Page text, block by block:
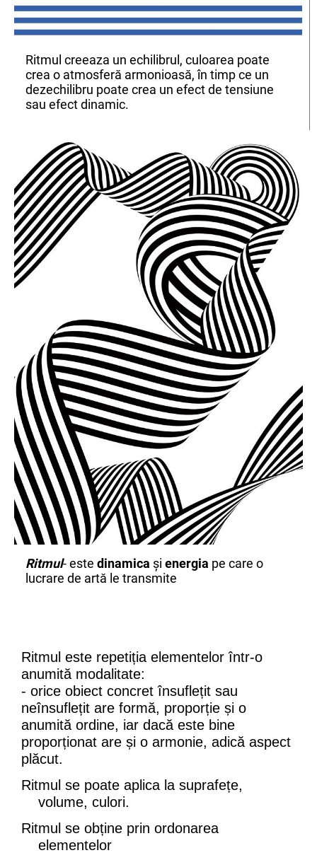
Ritmul creeaza un echilibrul, culoarea poate
crea o atmosferă armonioasă, în timp ce un
dezechilibru poate crea un efect de tensiune
sau efect dinamic.
Ritmul- este dinamica și energia pe care o
lucrare de artă le transmite
Ritmul este repetiția elementelor într-o
anumită modalitate:
- orice obiect concret însuflețit sau
neînsuflețit are formă, proporție și o
anumită ordine, iar dacă este bine
proporționat are și o armonie, adică aspect
plăcut.
Ritmul se poate aplica la suprafețe,
volume, culori.
Ritmul se obține prin ordonarea
elementelor